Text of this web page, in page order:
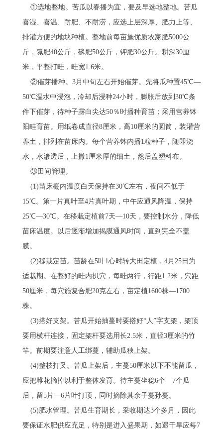
①选地整地。苦瓜以春播为宜，要及早选地整地。苦瓜
喜湿、喜温、耐肥、不耐涝，应选上层深厚、肥力上等、
排灌方便的地块种植。整地前每亩施优质农家肥5000公
斤，氮肥40公斤，磷肥50公斤，钾肥30公斤。耕深30厘
米，平整打畦，畦宽1.6米。
②催芽播种。3月中旬左右开始催芽。先将瓜种置45℃—
50℃温水中浸泡，冷却后浸种24小时，膨胀后放到30℃条
件下催芽，待种子露白尖达50％时播种育苗；采用营养钵
阳畦育苗。用纸卷成直径8厘米，高10厘米的圆筒，装灌营
养土，排列在苗床内。每个营养钵内播1粒种子，随即浇
水，水渗透后，上撒1厘米厚的细土，然后盖塑料布。
③田间管理。
(1)苗床棚内温度白天保持在30℃左右，夜间不低于
15℃。第一片真叶至4片真叶期，中午应通风降温，保持
25℃—30℃。在移栽定植前7天—10天，要控制水分，降低
苗床温度。以后逐渐增加揭膜通风时间，直到完全不盖
膜。
(2)移栽定苗。苗龄在5叶1心时转大田定植，4月25日为
适栽期。在整好的畦内扒穴，每畦两行，行距1.2米，穴距
50厘米，每穴施复合肥20克左右，亩定植1600株—1700
株。
(3)搭好支架。苦瓜开始抽蔓时要搭好“人”字支架，架顶
要用横杆连接，固定架杆要选用长2.5米，直径3厘米的竹
竿。前期要注意人工绑蔓，辅助瓜秧上架。
(4)整枝打叉。苦瓜上架后，主蔓50厘米以下不能留瓜，
应把雌花摘掉以利于整体发育。待主蔓坐稳6个—7个瓜
后，留5片—6片叶打顶，同时摘除其余子蔓孙蔓。
(5)肥水管理。苦瓜生育期长，采收期达3个多月，因此
要保证水肥供应充足，特别是进入盛果期，如遇干旱应每7